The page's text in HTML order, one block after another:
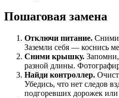
Пошаговая замена
Отключи питание. Сними
Заземли себя — коснись
Сними крышку.
разной длины.
Найди контроллер.
Убедись, что нет следов
подгоревших дорожек или